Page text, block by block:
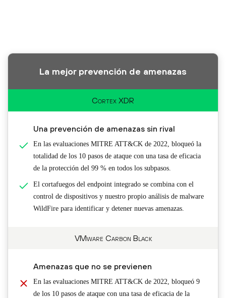
La mejor prevención de amenazas
Cortex XDR
Una prevención de amenazas sin rival
En las evaluaciones MITRE ATT&CK de 2022, bloqueó la
totalidad de los 10 pasos de ataque con una tasa de eficacia
de la protección del 99 % en todos los subpasos.
El cortafuegos del endpoint integrado se combina con el
control de dispositivos y nuestro propio análisis de malware
WildFire para identificar y detener nuevas amenazas.
VMware Carbon Black
Amenazas que no se previenen
En las evaluaciones MITRE ATT&CK de 2022, bloqueó 9
de los 10 pasos de ataque con una tasa de eficacia de la